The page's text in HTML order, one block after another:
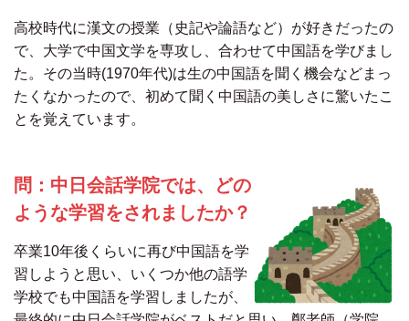
高校時代に漢文の授業（史記や論語など）が好きだったの
で、大学で中国文学を専攻し、合わせて中国語を学びまし
た。その当時(1970年代)は生の中国語を聞く機会などまっ
たくなかったので、初めて聞く中国語の美しさに驚いたこ
とを覚えています。
問：中日会話学院では、どの
ような学習をされましたか？
卒業10年後くらいに再び中国語を学
習しようと思い、いくつか他の語学
学校でも中国語を学習しましたが、